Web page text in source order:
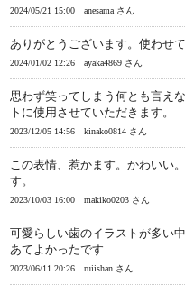
2024/05/21 15:00 anesama さん
ありがとうございます。使わせて
2024/01/02 12:26 ayaka4869 さん
思わず笑ってしまう何とも言え
トに使用させていただきます。
2023/12/05 14:56 kinako0814 さん
この表情、惹かます。かわいい
す。
2023/10/03 16:00 makiko0203 さん
可愛らしい歯のイラストが多い
あてよかったです
2023/06/11 20:26 ruiishan さん